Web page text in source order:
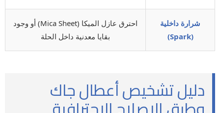
شرارة داخلية
(Spark)
احترق عازل الميكا (Mica Sheet) أو وجود
بقايا معدنية داخل الحلة
دليل تشخيص أعطال جاك